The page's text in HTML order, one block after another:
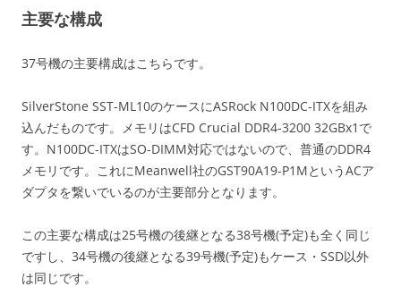
主要な構成
37号機の主要構成はこちらです。
SilverStone SST-ML10のケースにASRock N100DC-ITXを組み
込んだものです。メモリはCFD Crucial DDR4-3200 32GBx1で
す。N100DC-ITXはSO-DIMM対応ではないので、普通のDDR4
メモリです。これにMeanwell社のGST90A19-P1MというACア
ダプタを繋いでいるのが主要部分となります。
この主要な構成は25号機の後継となる38号機(予定)も全く同じ
ですし、34号機の後継となる39号機(予定)もケース・SSD以外
は同じです。